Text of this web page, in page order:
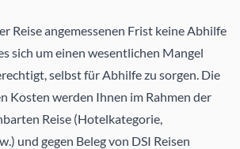
Reise angemessenen Frist keine Abhilfe
sich um einen wesentlichen Mangel
selbst für Abhilfe zu sorgen. Die
Kosten werden Ihnen im Rahmen der
Reise (Hotelkategorie,
und gegen Beleg von DSI Reisen